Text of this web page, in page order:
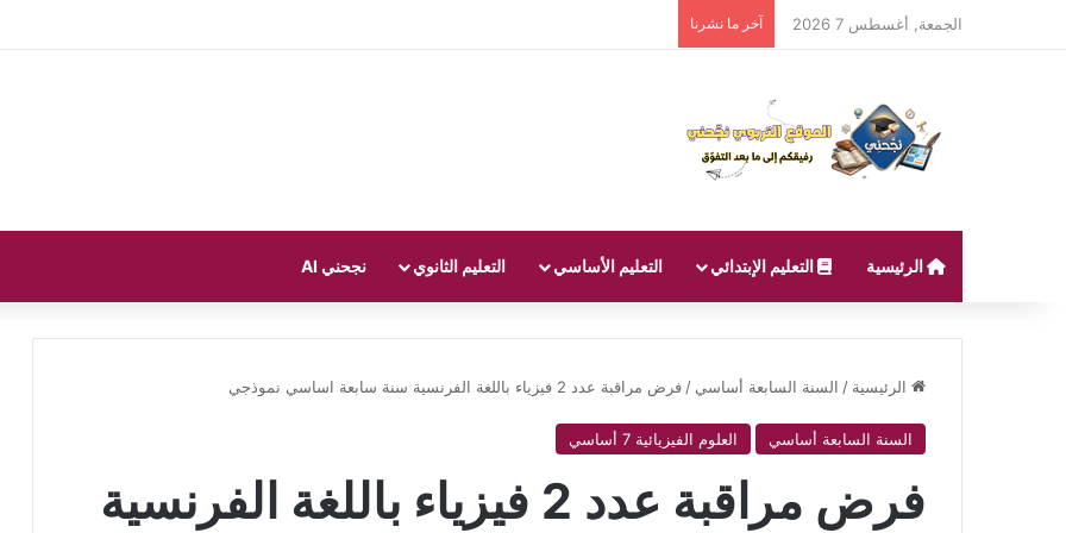
الجمعة, أغسطس 7 2026 آخر ما نشرنا
الرئيسية التعليم الإبتدائي التعليم الأساسي التعليم الثانوي نجحني AI
الرئيسية / السنة السابعة أساسي / فرض مراقبة عدد 2 فيزياء باللغة الفرنسية سنة سابعة اساسي نموذجي
السنة السابعة أساسي العلوم الفيزيائية 7 أساسي
فرض مراقبة عدد 2 فيزياء باللغة الفرنسية